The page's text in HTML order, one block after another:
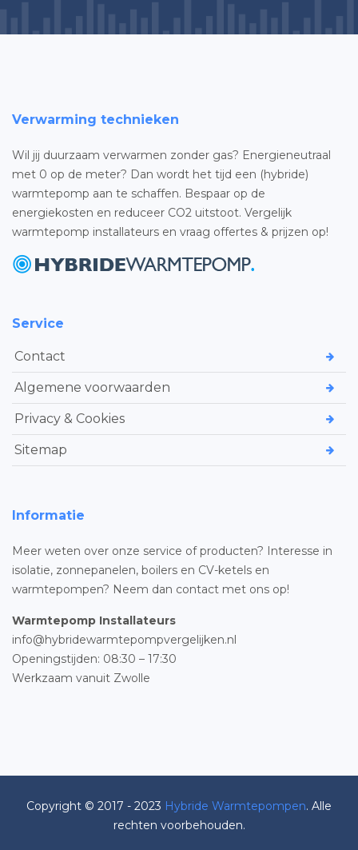
Verwarming technieken
Wil jij duurzaam verwarmen zonder gas? Energieneutraal
met 0 op de meter? Dan wordt het tijd een (hybride)
warmtepomp aan te schaffen. Bespaar op de
energiekosten en reduceer CO2 uitstoot. Vergelijk
warmtepomp installateurs en vraag offertes & prijzen op!
Service
Contact
Algemene voorwaarden
Privacy & Cookies
Sitemap
Informatie
Meer weten over onze service of producten? Interesse in
isolatie, zonnepanelen, boilers en CV-ketels en
warmtepompen? Neem dan contact met ons op!
Warmtepomp Installateurs
info@hybridewarmtepompvergelijken.nl
Openingstijden: 08:30 – 17:30
Werkzaam vanuit Zwolle
Copyright © 2017 - 2023 Hybride Warmtepompen. Alle
rechten voorbehouden.